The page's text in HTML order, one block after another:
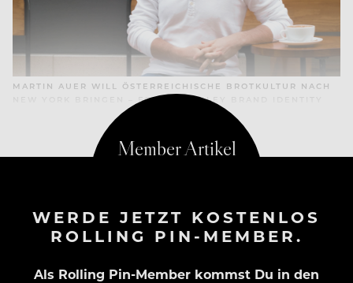
MARTIN AUER WILL ÖSTERREICHISCHE BROTKULTUR NACH
NEW YORK BRINGEN – FOTO: MOODLEY BRAND IDENTITY
WERDE JETZT KOSTENLOS
ROLLING PIN-MEMBER.
Als Rolling Pin-Member kommst Du in den